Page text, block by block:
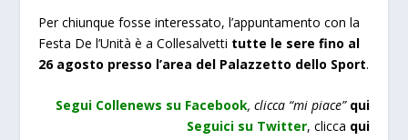
Per chiunque fosse interessato, l’appuntamento con la
Festa De l’Unità è a Collesalvetti tutte le sere fino al
26 agosto presso l’area del Palazzetto dello Sport.
Segui Collenews su Facebook, clicca “mi piace” qui
Seguici su Twitter, clicca qui